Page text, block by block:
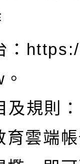
規則：
育雲端